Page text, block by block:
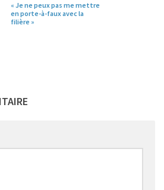
« Je ne peux pas me mettre
en porte-à-faux avec la
filière »